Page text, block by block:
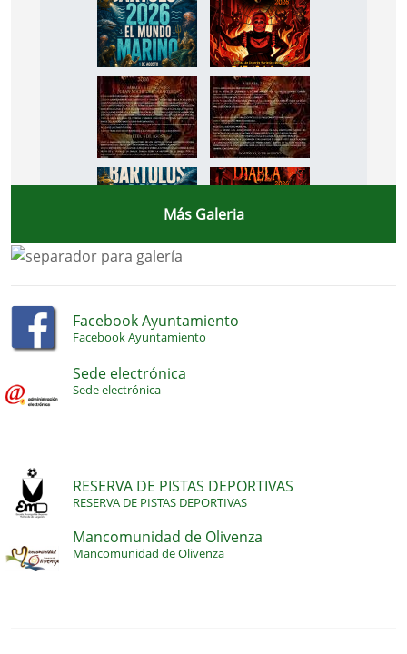
Más Galeria
Facebook Ayuntamiento
Facebook Ayuntamiento
Sede electrónica
Sede electrónica
RESERVA DE PISTAS DEPORTIVAS
RESERVA DE PISTAS DEPORTIVAS
Mancomunidad de Olivenza
Mancomunidad de Olivenza